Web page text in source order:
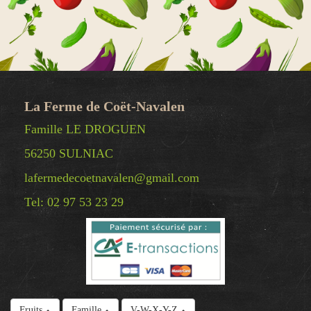
La Ferme de Coët-Navalen
Famille LE DROGUEN
56250 SULNIAC
lafermedecoetnavalen@gmail.com
Tel: 02 97 53 23 29
© Copyright 2025 La Ferme de Coët-Navalen -